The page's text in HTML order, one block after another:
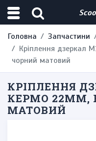
Головна Запчастини
Кріплення дзеркал
чорний матовий
КРІПЛЕННЯ
КЕРМО 22ММ,
МАТОВИЙ